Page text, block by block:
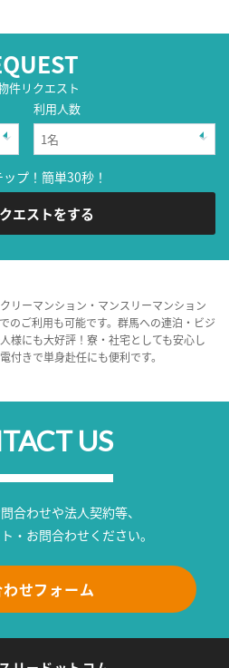
件リクエスト
利用人数
プ！簡単30秒！
エストをする
リーマンション・マンスリーマンション
のご利用も可能です。群馬への連泊・ビジ
様にも大好評！寮・社宅としても安心し
付きで単身赴任にも便利です。
US
合わせや法人契約等、
・お問合わせください。
せフォーム